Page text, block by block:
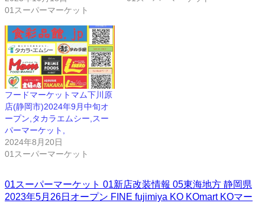
01スーパーマーケット
フードマーケットマム下川原
店(静岡市)2024年9月中旬オ
ープン,タカラエムシー,スー
パーマーケット,
2024年8月20日
01スーパーマーケット
01スーパーマーケット 01新店改装情報 05東海地方 静岡県
2023年5月26日オープン FINE fujimiya KO KOmart KOマー